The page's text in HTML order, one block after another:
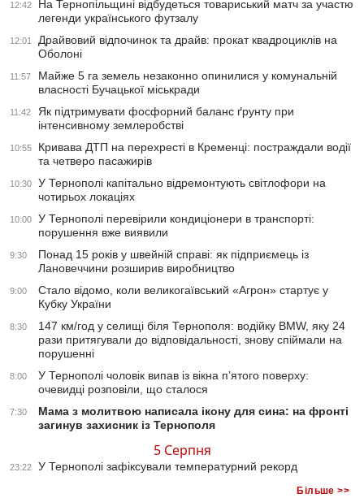
12:42
На Тернопільщині відбудеться товариський матч за участю
легенди українського футзалу
12:01
Драйвовий відпочинок та драйв: прокат квадроциклів на
Оболоні
11:57
Майже 5 га земель незаконно опинилися у комунальній
власності Бучацької міськради
11:42
Як підтримувати фосфорний баланс ґрунту при
інтенсивному землеробстві
10:55
Кривава ДТП на перехресті в Кременці: постраждали водії
та четверо пасажирів
10:30
У Тернополі капітально відремонтують світлофори на
чотирьох локаціях
10:00
У Тернополі перевірили кондиціонери в транспорті:
порушення вже виявили
9:30
Понад 15 років у швейній справі: як підприємець із
Лановеччини розширив виробництво
9:00
Стало відомо, коли великогаївський «Агрон» стартує у
Кубку України
8:30
147 км/год у селищі біля Тернополя: водійку BMW, яку 24
рази притягували до відповідальності, знову спіймали на
порушенні
8:00
У Тернополі чоловік випав із вікна п’ятого поверху:
очевидці розповіли, що сталося
7:30
Мама з молитвою написала ікону для сина: на фронті
загинув захисник із Тернополя
5 Серпня
23:22 У Тернополі зафіксували температурний рекорд
Більше >>